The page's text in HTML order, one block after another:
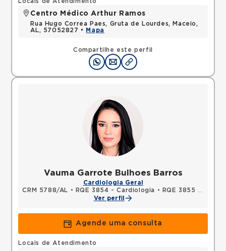
Compartilhe este perfil
Centro Médico Arthur Ramos
Rua Hugo Correa Paes, Gruta de Lourdes, Maceio,
AL, 57052827 •
Mapa
Vauma Garrote Bulhoes Barros
Cardiologia Geral
CRM 5788/AL • RQE 3854 - Cardiologia •
RQE 3855 - Clínica médica
Ver perfil
Agende uma consulta
Locais de Atendimento